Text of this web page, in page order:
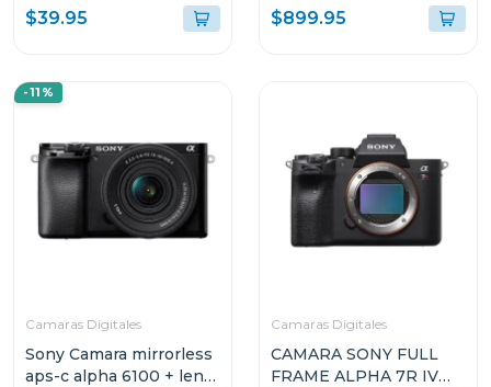
para microfonos
$39.95
FIJO ZV1-II
$899.95
-11%
Camaras Digitales
Sony Camara mirrorless
aps-c alpha 6100 + lente
Camaras Digitales
CAMARA SONY FULL
FRAME ALPHA 7R IV